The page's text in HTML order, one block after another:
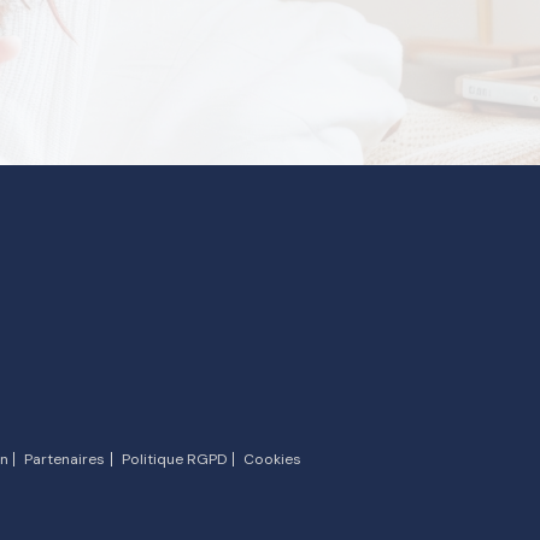
Partenaires Politique RGPD Cookies